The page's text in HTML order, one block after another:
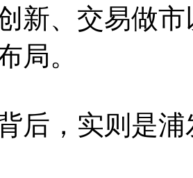
新、交易做
局。
后，实则是